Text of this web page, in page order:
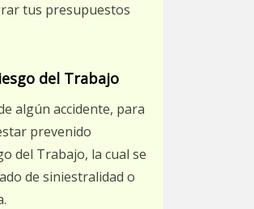
tus presupuestos
del Trabajo
algún accidente, para
prevenido
del Trabajo, la cual se
de siniestralidad o